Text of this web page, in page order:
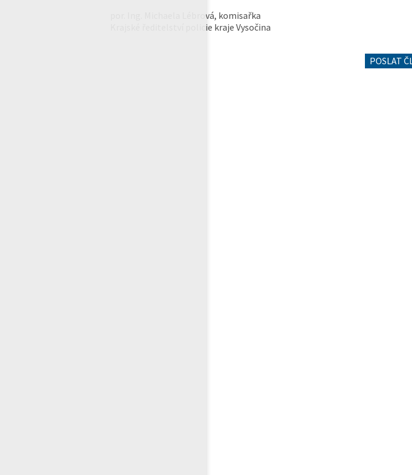
por. Ing. Michaela Lébrová, komisařka
Krajské ředitelství policie kraje Vysočina
POSLAT